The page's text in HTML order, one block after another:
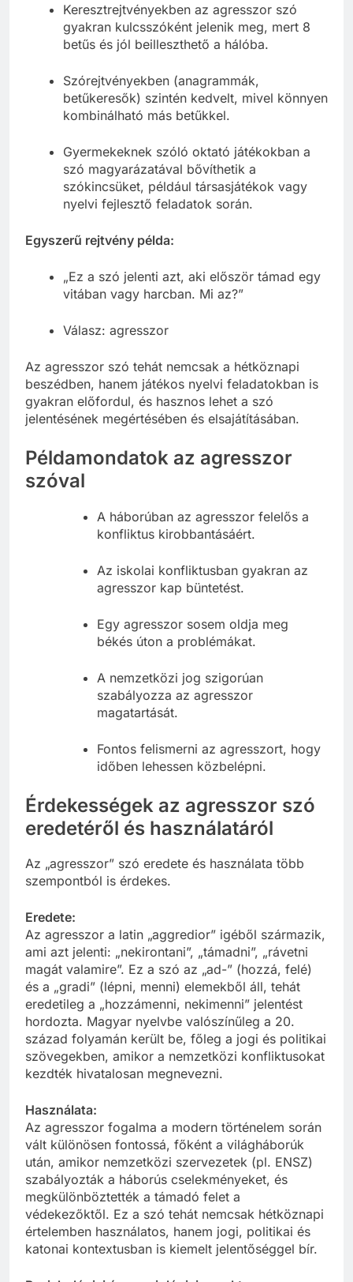
Keresztrejtvényekben az agresszor szó
gyakran kulcsszóként jelenik meg, mert 8
betűs és jól beilleszthető a hálóba.
Szórejtvényekben (anagrammák,
betűkeresők) szintén kedvelt, mivel könnyen
kombinálható más betűkkel.
Gyermekeknek szóló oktató játékokban a
szó magyarázatával bővíthetik a
szókincsüket, például társasjátékok vagy
nyelvi fejlesztő feladatok során.
Egyszerű rejtvény példa:
„Ez a szó jelenti azt, aki először támad egy
vitában vagy harcban. Mi az?”
Válasz: agresszor
Az agresszor szó tehát nemcsak a hétköznapi
beszédben, hanem játékos nyelvi feladatokban is
gyakran előfordul, és hasznos lehet a szó
jelentésének megértésében és elsajátításában.
Példamondatok az agresszor
szóval
A háborúban az agresszor felelős a
konfliktus kirobbantásáért.
Az iskolai konfliktusban gyakran az
agresszor kap büntetést.
Egy agresszor sosem oldja meg
békés úton a problémákat.
A nemzetközi jog szigorúan
szabályozza az agresszor
magatartását.
Fontos felismerni az agresszort, hogy
időben lehessen közbelépni.
Érdekességek az agresszor szó
eredetéről és használatáról
Az „agresszor” szó eredete és használata több
szempontból is érdekes.
Eredete:
Az agresszor a latin „aggredior” igéből származik,
ami azt jelenti: „nekirontani”, „támadni”, „rávetni
magát valamire”. Ez a szó az „ad-” (hozzá, felé)
és a „gradi” (lépni, menni) elemekből áll, tehát
eredetileg a „hozzámenni, nekimenni” jelentést
hordozta. Magyar nyelvbe valószínűleg a 20.
század folyamán került be, főleg a jogi és politikai
szövegekben, amikor a nemzetközi konfliktusokat
kezdték hivatalosan megnevezni.
Használata:
Az agresszor fogalma a modern történelem során
vált különösen fontossá, főként a világháborúk
után, amikor nemzetközi szervezetek (pl. ENSZ)
szabályozták a háborús cselekményeket, és
megkülönböztették a támadó felet a
védekezőktől. Ez a szó tehát nemcsak hétköznapi
értelemben használatos, hanem jogi, politikai és
katonai kontextusban is kiemelt jelentőséggel bír.